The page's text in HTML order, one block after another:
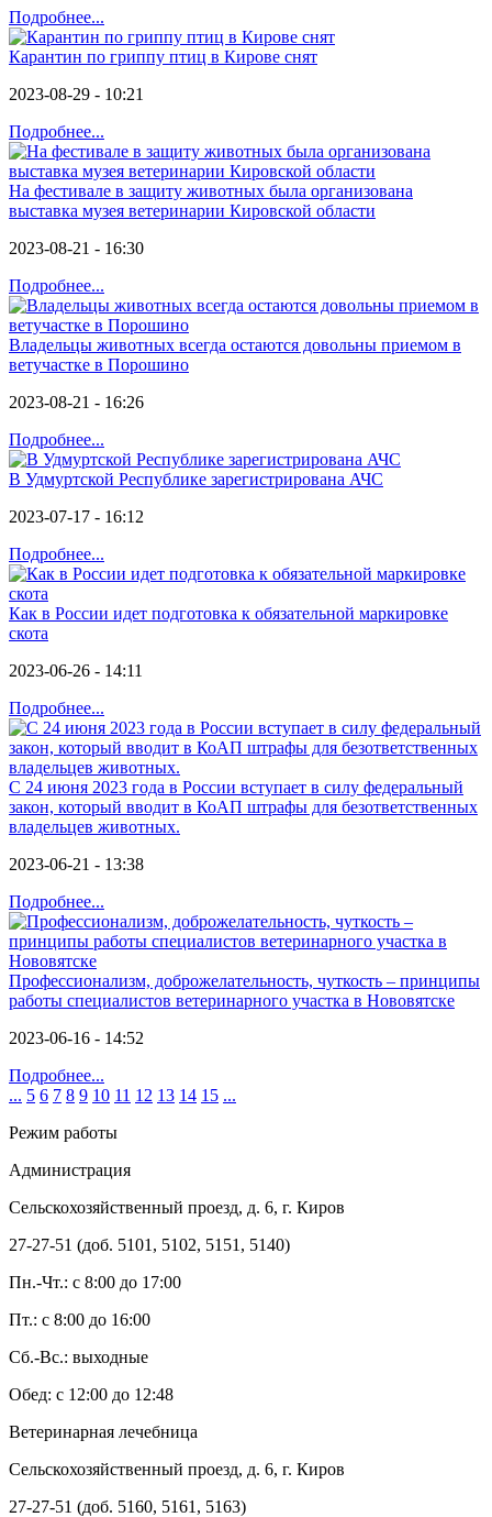
Подробнее...
Карантин по гриппу птиц в Кирове снят
2023-08-29 - 10:21
Подробнее...
На фестивале в защиту животных была организована
выставка музея ветеринарии Кировской области
2023-08-21 - 16:30
Подробнее...
Владельцы животных всегда остаются довольны приемом в
ветучастке в Порошино
2023-08-21 - 16:26
Подробнее...
В Удмуртской Республике зарегистрирована АЧС
2023-07-17 - 16:12
Подробнее...
Как в России идет подготовка к обязательной маркировке
скота
2023-06-26 - 14:11
Подробнее...
С 24 июня 2023 года в России вступает в силу федеральный
закон, который вводит в КоАП штрафы для безответственных
владельцев животных.
2023-06-21 - 13:38
Подробнее...
Профессионализм, доброжелательность, чуткость – принципы
работы специалистов ветеринарного участка в Нововятске
2023-06-16 - 14:52
Подробнее...
... 5 6 7 8 9 10 11 12 13 14 15 ...
Режим работы
Администрация
Сельскохозяйственный проезд, д. 6, г. Киров
27-27-51 (доб. 5101, 5102, 5151, 5140)
Пн.-Чт.: с 8:00 до 17:00
Пт.: с 8:00 до 16:00
Сб.-Вс.: выходные
Обед: с 12:00 до 12:48
Ветеринарная лечебница
Сельскохозяйственный проезд, д. 6, г. Киров
27-27-51 (доб. 5160, 5161, 5163)